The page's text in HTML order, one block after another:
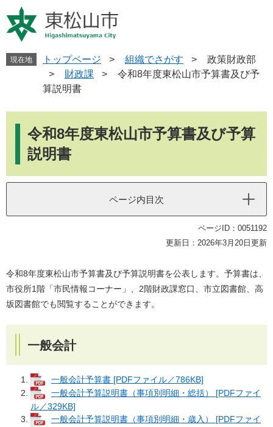
ー
ジ
ニ
ュ
現在地 トップページ > 組織でさがす >
政策財政部
>
財政課 >
令和8年度東松山市予算書及び予
算説明書
令和8年度東松山市予算書及び予算
説明書
ページ内目次
ページID：0051192
更新日：2026年3月20日更新
令和8年度東松山市予算書及び予算説明書を公表します。予算書は、
市役所1階「市民情報コーナー」、2階財政課窓口、市立図書館、高
坂図書館でも閲覧することができます。
一般会計
一般会計予算書 [PDFファイル／786KB]
一般会計予算説明書（事項別明細・総括） [PDFファイ
ル／329KB]
一般会計予算説明書（事項別明細・歳入） [PDFファイ